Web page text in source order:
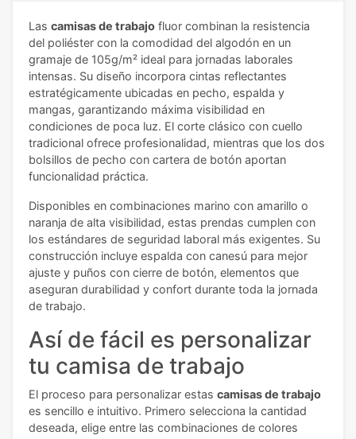
Las camisas de trabajo fluor combinan la resistencia
del poliéster con la comodidad del algodón en un
gramaje de 105g/m² ideal para jornadas laborales
intensas. Su diseño incorpora cintas reflectantes
estratégicamente ubicadas en pecho, espalda y
mangas, garantizando máxima visibilidad en
condiciones de poca luz. El corte clásico con cuello
tradicional ofrece profesionalidad, mientras que los dos
bolsillos de pecho con cartera de botón aportan
funcionalidad práctica.
Disponibles en combinaciones marino con amarillo o
naranja de alta visibilidad, estas prendas cumplen con
los estándares de seguridad laboral más exigentes. Su
construcción incluye espalda con canesú para mejor
ajuste y puños con cierre de botón, elementos que
aseguran durabilidad y confort durante toda la jornada
de trabajo.
Así de fácil es personalizar
tu camisa de trabajo
El proceso para personalizar estas camisas de trabajo
es sencillo e intuitivo. Primero selecciona la cantidad
deseada, elige entre las combinaciones de colores